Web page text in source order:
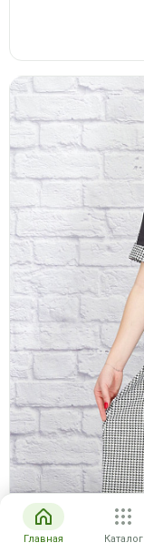
Главная Каталог